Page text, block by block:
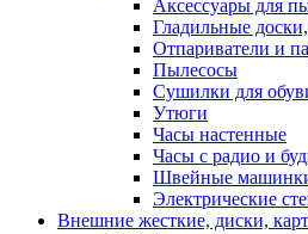
Аксессуары для
Гладильные
Отпариватели и
Пылесосы
Сушилки для
Утюги
Часы настенные
Часы с радио и
Швейные
Электрические
Внешние жесткие, диски,